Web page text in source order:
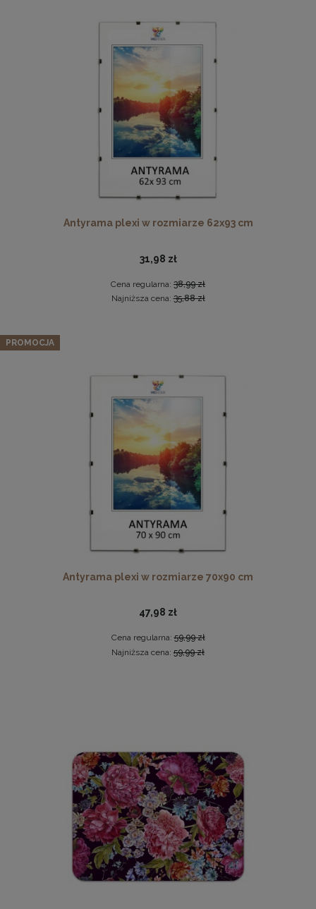
Drewniana, frezowana ramka na zdjęcia, plakaty, obrazy w
rozmiarze 15 x 21 cm w kolorze białym
14,99 zł
DO KOSZYKA
Drewniana, frezowana ramka na zdjęcia, plakaty, obrazy w
rozmiarze 18 x 24 cm w kolorze białym
16,99 zł
DO KOSZYKA
Antyrama plexi w rozmiarze 60x80 cm
34,97 zł
Cena regularna:35,98 zł
Najniższa cena:33,98 zł
Antyrama plexi w rozmiarze 62x93 cm
31,98 zł
Cena regularna: 38,99 zł
Najniższa cena:35,88 zł
Antyrama plexi w rozmiarze 70x90 cm
47,98 zł
Cena regularna:59,99 zł
Najniższa cena: 59,99 zł
PROMOCJA